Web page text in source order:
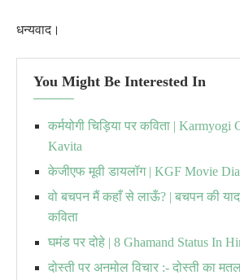
धन्यवाद।
You Might Be Interested In
कर्मयोगी चिड़िया पर कविता | Karmyogi
Kavita
केजीएफ मूवी डायलॉग | KGF Movie
वो बचपन मैं कहाँ से लाऊँ? | बचपन की याद
कविता
घमंड पर दोहे | 8 Ghamand Status In
दोस्ती पर अनमोल विचार :- दोस्ती का